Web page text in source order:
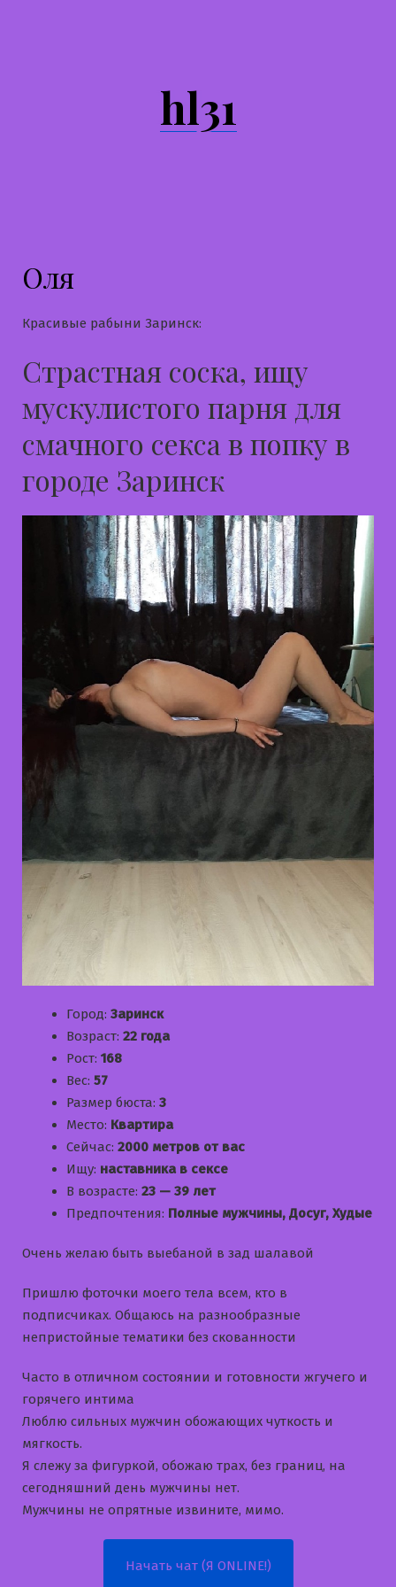
hl31
Оля
Красивые рабыни Заринск:
Страстная соска, ищу
мускулистого парня для
смачного секса в попку в
городе Заринск
Город: Заринск
Возраст: 22 года
Рост: 168
Вес: 57
Размер бюста: 3
Место: Квартира
Сейчас: 2000 метров от вас
Ищу: наставника в сексе
В возрасте: 23 — 39 лет
Предпочтения: Полные мужчины, Досуг, Худые
Очень желаю быть выебаной в зад шалавой
Пришлю фоточки моего тела всем, кто в
подписчиках. Общаюсь на разнообразные
непристойные тематики без скованности
Часто в отличном состоянии и готовности жгучего и
горячего интима
Люблю сильных мужчин обожающих чуткость и
мягкость.
Я слежу за фигуркой, обожаю трах, без границ, на
сегодняшний день мужчины нет.
Мужчины не опрятные извините, мимо.
Начать чат (Я ONLINE!)